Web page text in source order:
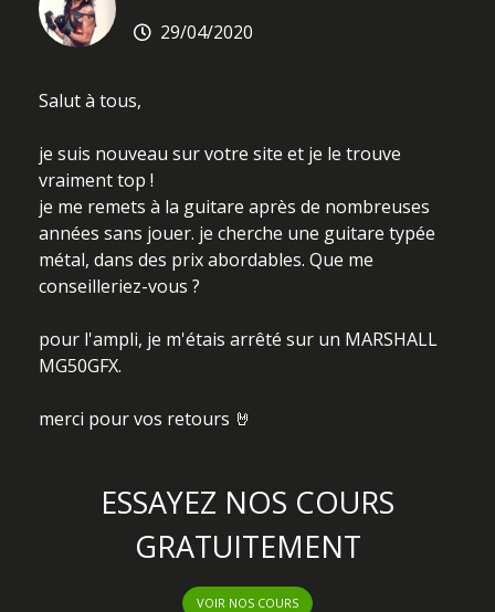
29/04/2020
Salut à tous,
je suis nouveau sur votre site et je le trouve
vraiment top !
je me remets à la guitare après de nombreuses
années sans jouer. je cherche une guitare typée
métal, dans des prix abordables. Que me
conseilleriez-vous ?
pour l'ampli, je m'étais arrêté sur un MARSHALL
MG50GFX.
merci pour vos retours 🤘
ESSAYEZ NOS COURS
GRATUITEMENT
VOIR NOS COURS